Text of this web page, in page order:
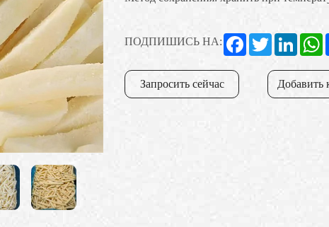
ПОДПИШИСЬ НА: FacebookTwitter
Запросить сейчас Добавить